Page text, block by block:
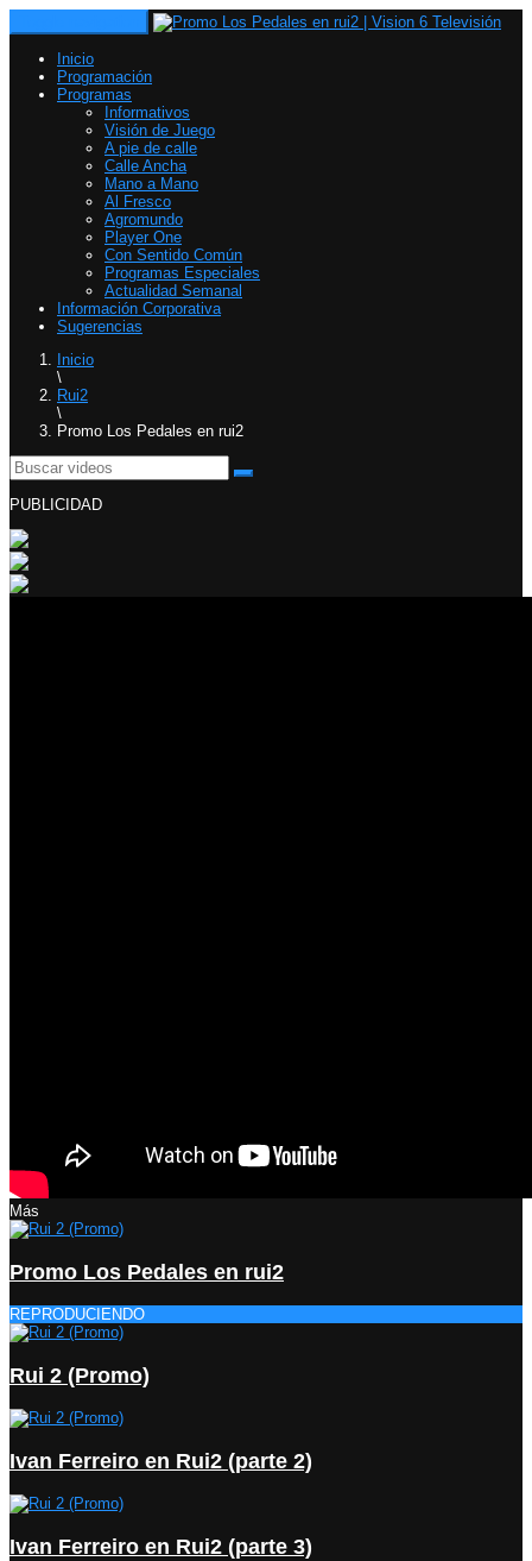
Inicio
Programación
Programas
Informativos
Visión de Juego
A pie de calle
Calle Ancha
Mano a Mano
Al Fresco
Agromundo
Player One
Con Sentido Común
Programas Especiales
Actualidad Semanal
Información Corporativa
Sugerencias
Inicio
\
Rui2
\
Promo Los Pedales en rui2
PUBLICIDAD
Más
Promo Los Pedales en rui2
REPRODUCIENDO
Rui 2 (Promo)
Ivan Ferreiro en Rui2 (parte 2)
Ivan Ferreiro en Rui2 (parte 3)